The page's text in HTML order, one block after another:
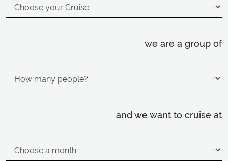
we are a group of
and we want to cruise at